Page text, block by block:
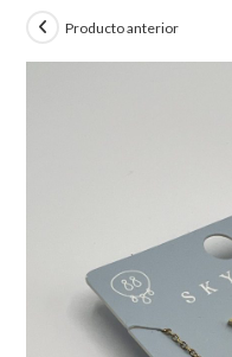
Producto anterior